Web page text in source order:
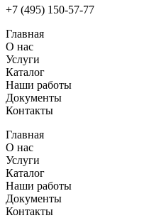
+7 (495) 150-57-77
Главная
О нас
Услуги
Каталог
Наши работы
Документы
Контакты
Главная
О нас
Услуги
Каталог
Наши работы
Документы
Контакты